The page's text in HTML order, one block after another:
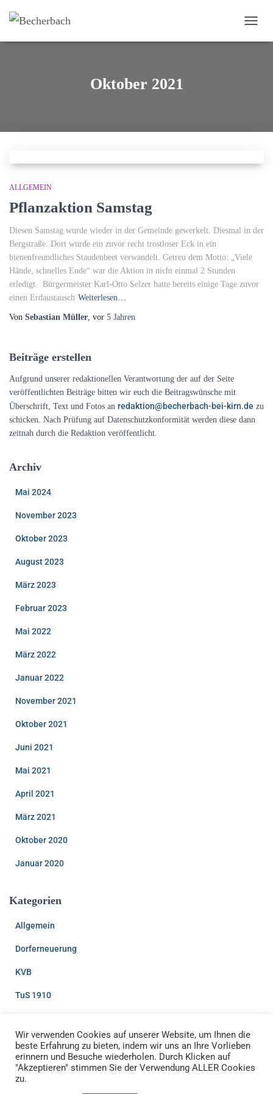
Oktober 2021
ALLGEMEIN
Pflanzaktion Samstag
Diesen Samstag wurde wieder in der Gemeinde gewerkelt. Diesmal in der
Bergstraße. Dort wurde ein zuvor recht trostloser Eck in ein
bienenfreundliches Staudenbeet verwandelt. Getreu dem Motto: „Viele
Hände, schnelles Ende“ war die Aktion in nicht einmal 2 Stunden
erledigt. Bürgermeister Karl-Otto Selzer hatte bereits einige Tage zuvor
einen Erdaustausch Weiterlesen…
Von Sebastian Müller, vor 5 Jahren
Beiträge erstellen
Aufgrund unserer redaktionellen Verantwortung der auf der Seite
veröffentlichten Beiträge bitten wir euch die Beitragswünsche mit
Überschrift, Text und Fotos an redaktion@becherbach-bei-kirn.de zu
schicken. Nach Prüfung auf Datenschutzkonformität werden diese dann
zeitnah durch die Redaktion veröffentlicht.
Archiv
Mai 2024
November 2023
Oktober 2023
August 2023
März 2023
Februar 2023
Mai 2022
März 2022
Januar 2022
November 2021
Oktober 2021
Juni 2021
Mai 2021
April 2021
März 2021
Oktober 2020
Januar 2020
Kategorien
Allgemein
Dorferneuerung
KVB
TuS 1910
Wir verwenden Cookies auf unserer Website, um Ihnen die
beste Erfahrung zu bieten, indem wir uns an Ihre Vorlieben
erinnern und Besuche wiederholen. Durch Klicken auf
"Akzeptieren" stimmen Sie der Verwendung ALLER Cookies
zu.